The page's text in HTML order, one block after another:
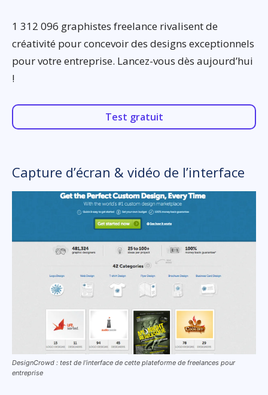
1 312 096 graphistes freelance rivalisent de
créativité pour concevoir des designs exceptionnels
pour votre entreprise. Lancez-vous dès aujourd’hui
!
Test gratuit
Capture d’écran & vidéo de l’interface
DesignCrowd : test de l’interface de cette plateforme de freelances pour
entreprise